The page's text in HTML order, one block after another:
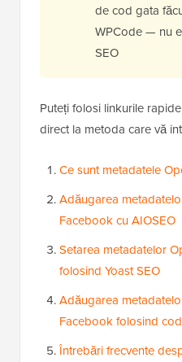
de cod gata
WPCode — nu
SEO
Puteți folosi linkurile
direct la metoda care vă
Ce sunt metadatele
Adăugarea
Facebook cu AIOSEO
Setarea metadatelor
folosind Yoast SEO
Adăugarea
Facebook folosind cod
Întrebări frecvente